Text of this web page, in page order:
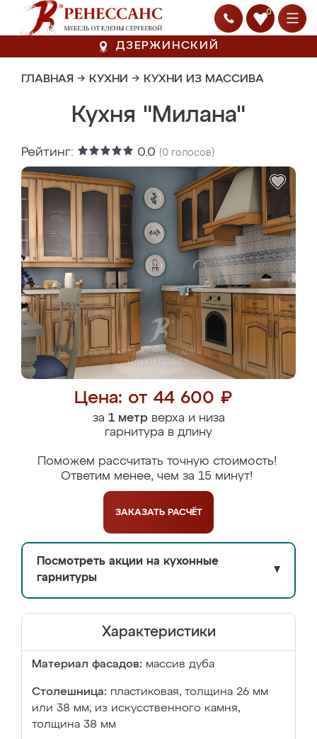
0
ДЗЕРЖИНСКИЙ
ГЛАВНАЯ → КУХНИ → КУХНИ ИЗ МАССИВА
Кухня "Милана"
Рейтинг: 0.0 (0 голосов)
Цена: от 44 600 ₽
за 1 метрверха и низа
гарнитура в длину
Поможем рассчитать точную стоимость!
Ответим менее, чем за 15 минут!
ЗАКАЗАТЬ РАСЧЁТ
Посмотреть акции на кухонные
гарнитуры
▼
Характеристики
Материал фасадов: массив дуба
Столешница: пластиковая, толщина 26 мм
или 38 мм; из искусственного камня,
толщина 38 мм